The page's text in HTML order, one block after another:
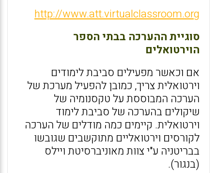
http://www.att.virtualclassroom.org
סוגיית ההערכה בבתי הספר
הוירטואלים
אם וכאשר מפעילים סביבת לימודים
וירטואלית צריך, כמובן להפעיל מערכת של
הערכה המבוססת על טקסנומיה של
שיקולים בהערכה של סביבת לימוד
וירטואלית. קיימים כמה מודלים של הערכה
לקורסים וירטואליים מתוקשבים שגובשו
בבריטניה ע"י צוות מאוניברסיטת ויילס
(בנגור).